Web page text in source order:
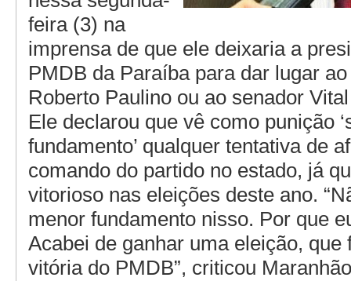
feira (3) na
imprensa de que ele deixaria a
PMDB da Paraíba para dar lugar
Roberto Paulino ou ao senador
Ele declarou que vê como punição
fundamento’ qualquer tentativa de
comando do partido no estado, já
vitorioso nas eleições deste ano.
menor fundamento nisso. Por que
Acabei de ganhar uma eleição, que
vitória do PMDB”, criticou